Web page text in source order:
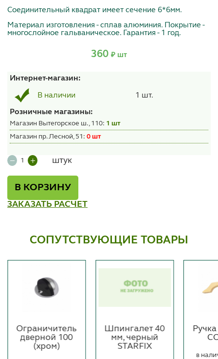
Соединительный квадрат имеет сечение 6*6мм.
Материал изготовления - сплав алюминия. Покрытие -
многослойное гальваническое. Гарантия - 1 год.
360 ₽ шт
Интернет-магазин:
В наличии 1 шт.
Розничные магазины:
Магазин Вытегорское ш., 110: 1 шт
Магазин пр. Лесной, 51: 0 шт
штук
В КОРЗИНУ
ЗАКАЗАТЬ РАСЧЕТ
СОПУТСТВУЮЩИЕ ТОВАРЫ
Ограничитель
дверной 100
(хром)
Шпингалет 40
мм, черный
STARFIX
в